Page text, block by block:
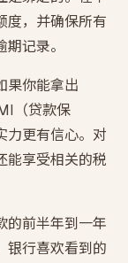
度，并确保所有
记录。
果你能拿出
（贷款保
力更有信心。对
能享受相关的税
的前半年到一年
银行喜欢看到的